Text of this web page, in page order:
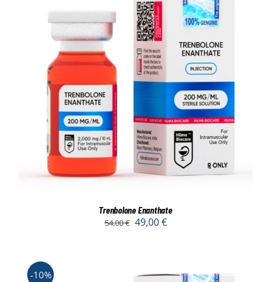
Trenbolone Enanthate
54,00€ 49,00€
-10%